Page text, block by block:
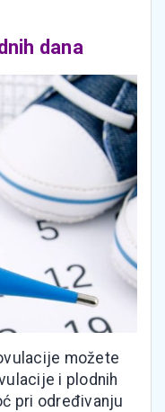
dana
možete
i plodnih
pri određivanju